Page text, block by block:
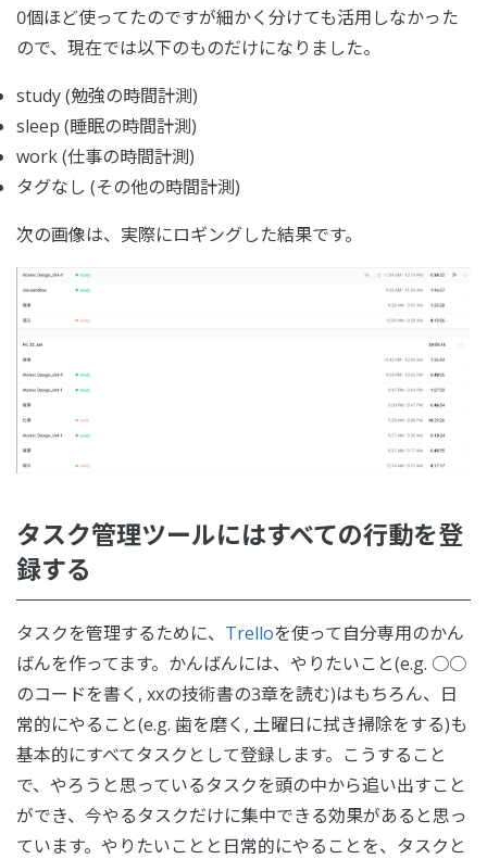
0個ほど使ってたのですが細かく分けても活用しなかった
ので、現在では以下のものだけになりました。
study (勉強の時間計測)
sleep (睡眠の時間計測)
work (仕事の時間計測)
タグなし (その他の時間計測)
次の画像は、実際にロギングした結果です。
タスク管理ツールにはすべての行動を登
録する
タスクを管理するために、 Trelloを使って自分専用のかん
ばんを作ってます。かんばんには、やりたいこと(e.g. ○○
のコードを書く, xxの技術書の3章を読む)はもちろん、日
常的にやること(e.g. 歯を磨く, 土曜日に拭き掃除をする)も
基本的にすべてタスクとして登録します。こうすること
で、やろうと思っているタスクを頭の中から追い出すこと
ができ、今やるタスクだけに集中できる効果があると思っ
ています。やりたいことと日常的にやることを、タスクと